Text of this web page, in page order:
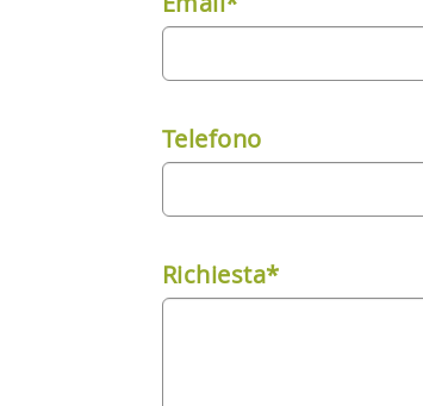
Telefono
Richiesta*